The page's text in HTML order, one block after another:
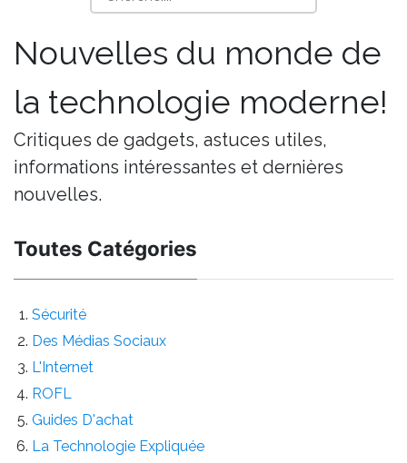
Nouvelles du monde de
la technologie moderne!
Critiques de gadgets, astuces utiles,
informations intéressantes et dernières
nouvelles.
Toutes Catégories
Sécurité
Des Médias Sociaux
L'Internet
ROFL
Guides D'achat
La Technologie Expliquée